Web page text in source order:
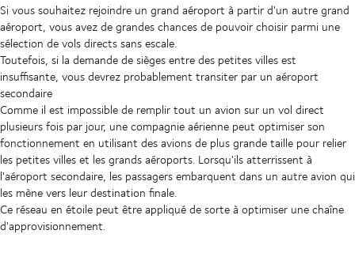
Si vous souhaitez rejoindre un grand aéroport à partir d'un autre grand
aéroport, vous avez de grandes chances de pouvoir choisir parmi une
sélection de vols directs sans escale.
Toutefois, si la demande de sièges entre des petites villes est
insuffisante, vous devrez probablement transiter par un aéroport
secondaire
Comme il est impossible de remplir tout un avion sur un vol direct
plusieurs fois par jour, une compagnie aérienne peut optimiser son
fonctionnement en utilisant des avions de plus grande taille pour relier
les petites villes et les grands aéroports. Lorsqu'ils atterrissent à
l'aéroport secondaire, les passagers embarquent dans un autre avion qui
les mène vers leur destination finale.
Ce réseau en étoile peut être appliqué de sorte à optimiser une chaîne
d'approvisionnement.